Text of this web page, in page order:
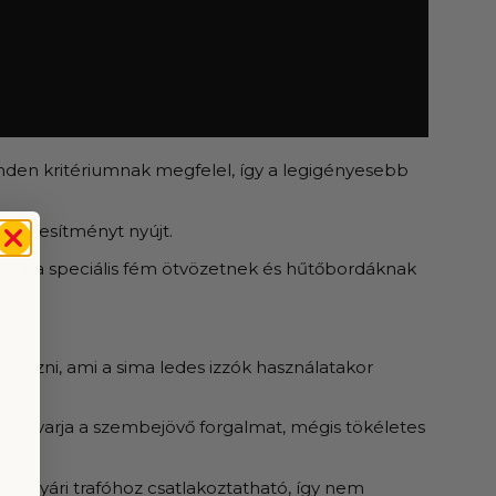
kritériumnak megfelel, így a legigényesebb
teljesítményt nyújt.
a speciális fém ötvözetnek és hűtőbordáknak
ami a sima ledes izzók használatakor
a szembejövő forgalmat, mégis tökéletes
A gyári trafóhoz csatlakoztatható, így nem